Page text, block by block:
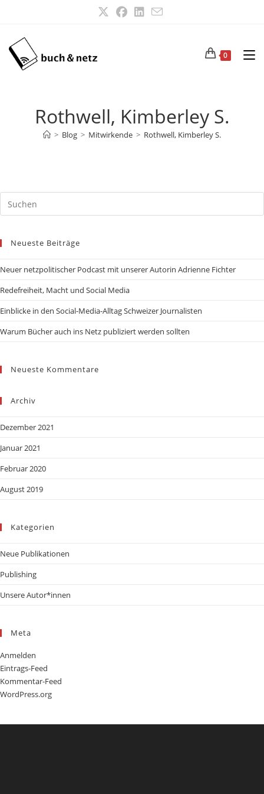
0
Rothwell, Kimberley S.
> Blog > Mitwirkende > Rothwell, Kimberley S.
Neueste Beiträge
Neuer netzpolitischer Podcast mit unserer Autorin Adrienne Fichter
Redefreiheit, Macht und Social Media
Einblicke in den Social-Media-Alltag Schweizer Journalisten
Warum Bücher auch ins Netz publiziert werden sollten
Neueste Kommentare
Archiv
Dezember 2021
Januar 2021
Februar 2020
August 2019
Kategorien
Neue Publikationen
Publishing
Unsere Autor*innen
Meta
Anmelden
Eintrags-Feed
Kommentar-Feed
WordPress.org